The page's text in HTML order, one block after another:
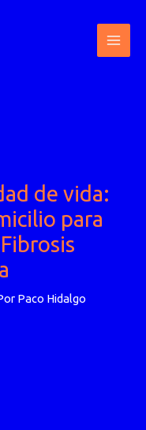
de vida:
para
Paco Hidalgo